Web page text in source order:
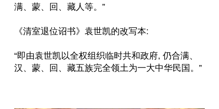
满、蒙、回、藏人等。”
《清室退位诏书》袁世凯的改写本:
“即由袁世凯以全权组织临时共和政府, 仍合满、
汉、蒙、回、藏五族完全领土为一大中华民国。”